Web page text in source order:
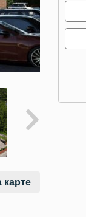
карте